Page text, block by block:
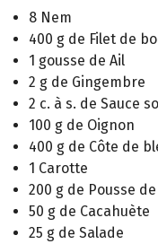
8 Nem
400 g de Filet de
1 gousse de Ail
2 g de Gingembre
2 c. à s. de Sauce
100 g de Oignon
400 g de Côte de
1 Carotte
200 g de Pousse
50 g de Cacahuète
25 g de Salade